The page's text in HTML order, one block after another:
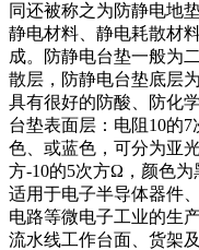
同还被称之为防静电地
静电材料、静电耗散材
成。防静电台垫一般为
散层，防静电台垫底层
具有很好的防酸、防化
台垫表面层：电阻10的
色、或蓝色，可分为亚
方-10的5次方Ω，颜色为
适用于电子半导体器件
电路等微电子工业的生
流水线工作台面、货架